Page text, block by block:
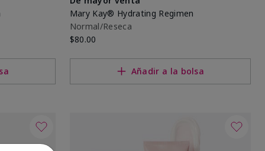
Mary Kay® Hydrating Regimen
Normal/Reseca
$80.00
Añadir a la bolsa